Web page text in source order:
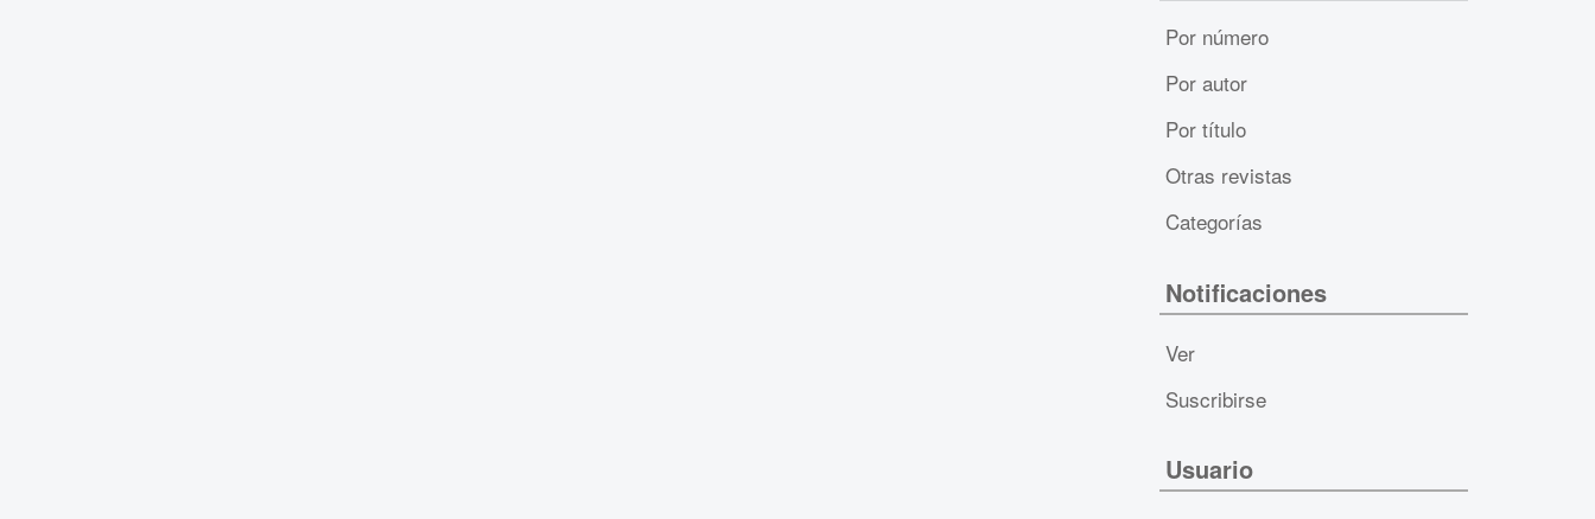
Por número
Por autor
Por título
Otras revistas
Categorías
Notificaciones
Ver
Suscribirse
Usuario